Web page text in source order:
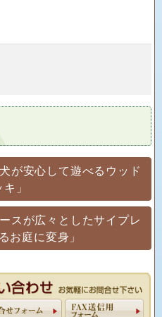
が安心して遊べるウッド
」
スが広々としたサイプレ
お庭に変身」